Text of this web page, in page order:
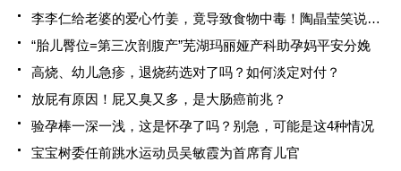
李李仁给老婆的爱心竹姜，竟导致食物中毒！陶晶莹笑说小心枕边人
“胎儿臀位=第三次剖腹产”芜湖玛丽娅产科助孕妈平安分娩
高烧、幼儿急疹，退烧药选对了吗？如何淡定对付？
放屁有原因！屁又臭又多，是大肠癌前兆？
验孕棒一深一浅，这是怀孕了吗？别急，可能是这4种情况
宝宝树委任前跳水运动员吴敏霞为首席育儿官